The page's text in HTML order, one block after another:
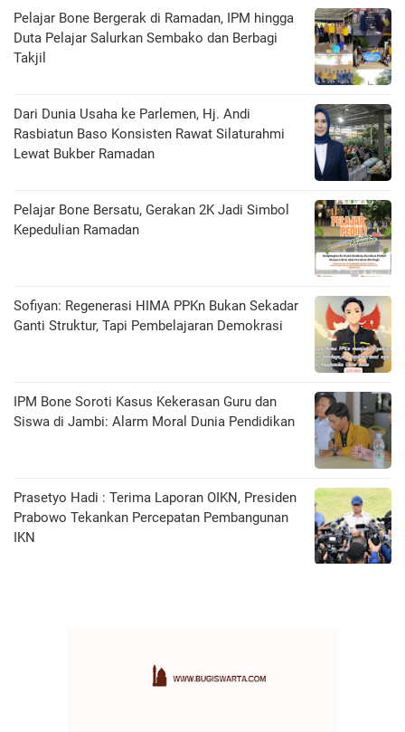
Pelajar Bone Bergerak di Ramadan, IPM hingga
Duta Pelajar Salurkan Sembako dan Berbagi
Takjil
Dari Dunia Usaha ke Parlemen, Hj. Andi
Rasbiatun Baso Konsisten Rawat Silaturahmi
Lewat Bukber Ramadan
Pelajar Bone Bersatu, Gerakan 2K Jadi Simbol
Kepedulian Ramadan
Sofiyan: Regenerasi HIMA PPKn Bukan Sekadar
Ganti Struktur, Tapi Pembelajaran Demokrasi
IPM Bone Soroti Kasus Kekerasan Guru dan
Siswa di Jambi: Alarm Moral Dunia Pendidikan
Prasetyo Hadi : Terima Laporan OIKN, Presiden
Prabowo Tekankan Percepatan Pembangunan
IKN